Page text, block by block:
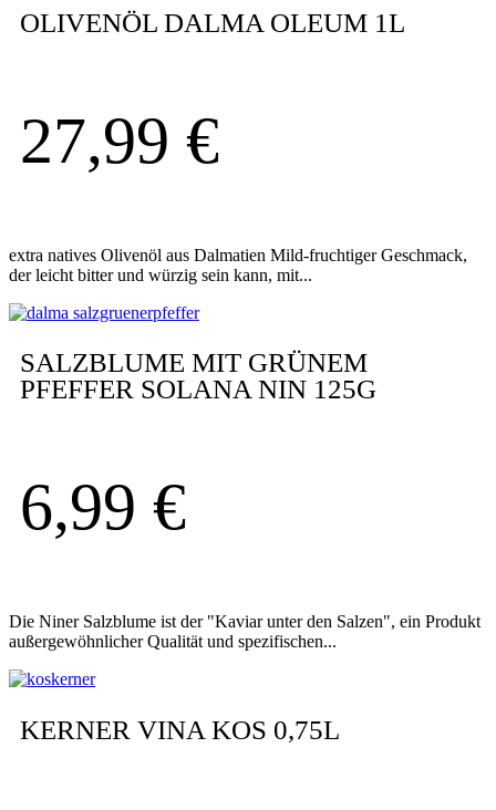
OLIVENÖL DALMA OLEUM 1L
27,99 €
extra natives Olivenöl aus Dalmatien Mild-fruchtiger Geschmack,
der leicht bitter und würzig sein kann, mit...
SALZBLUME MIT GRÜNEM
PFEFFER SOLANA NIN 125G
6,99 €
Die Niner Salzblume ist der "Kaviar unter den Salzen", ein Produkt
außergewöhnlicher Qualität und spezifischen...
KERNER VINA KOS 0,75L